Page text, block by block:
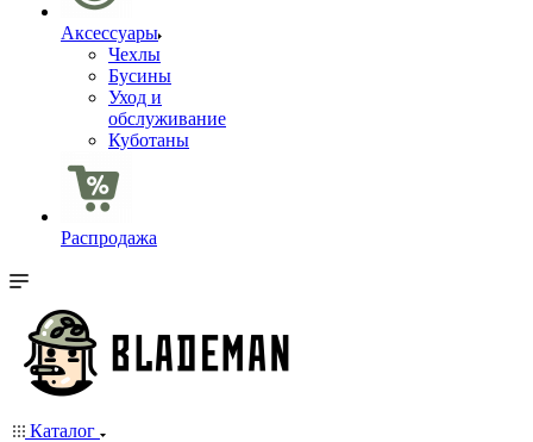
Аксессуары
Чехлы
Бусины
Уход и
обслуживание
Куботаны
Распродажа
Каталог